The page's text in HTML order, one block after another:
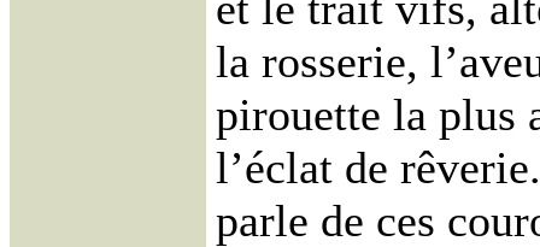
la rosserie,
pirouette la plus
l’éclat de
parle de ces